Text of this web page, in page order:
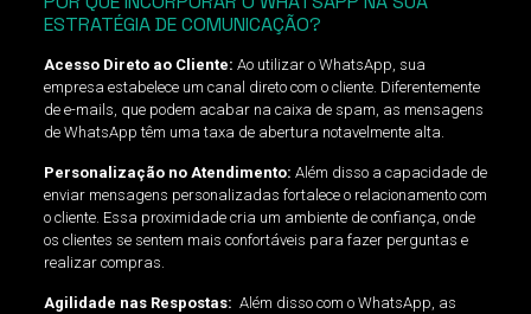
ESTRATÉGIA DE COMUNICAÇÃO?
Acesso Direto ao Cliente: Ao utilizar o WhatsApp, sua
empresa estabelece um canal direto com o cliente. Diferentemente
de e-mails, que podem acabar na caixa de spam, as mensagens
de WhatsApp têm uma taxa de abertura notavelmente alta.
Personalização no Atendimento: Além disso a capacidade de
enviar mensagens personalizadas fortalece o relacionamento com
o cliente. Essa proximidade cria um ambiente de confiança, onde
os clientes se sentem mais confortáveis para fazer perguntas e
realizar compras.
Agilidade nas Respostas: Além disso com o WhatsApp, as